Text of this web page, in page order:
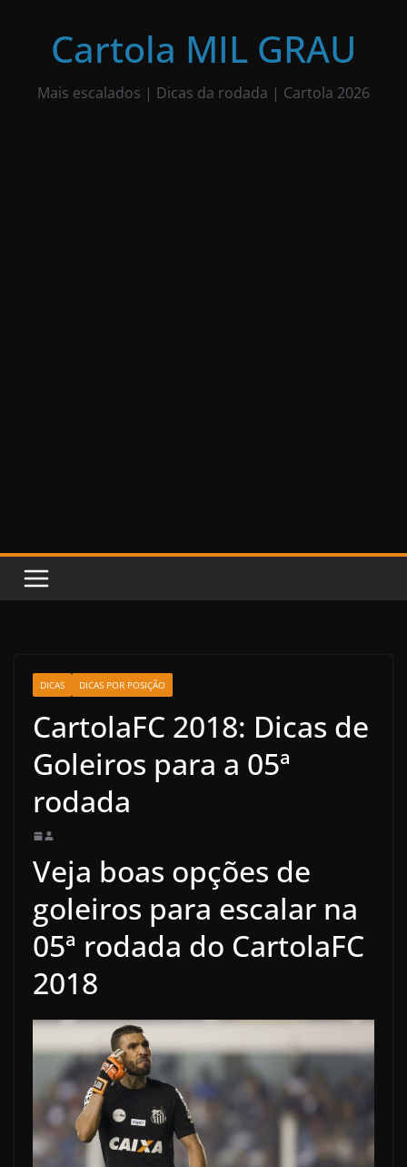
Cartola MIL GRAU
Mais escalados | Dicas da rodada | Cartola 2026
DICAS DICAS POR POSIÇÃO
CartolaFC 2018: Dicas de
Goleiros para a 05ª
rodada
Veja boas opções de
goleiros para escalar na
05ª rodada do CartolaFC
2018